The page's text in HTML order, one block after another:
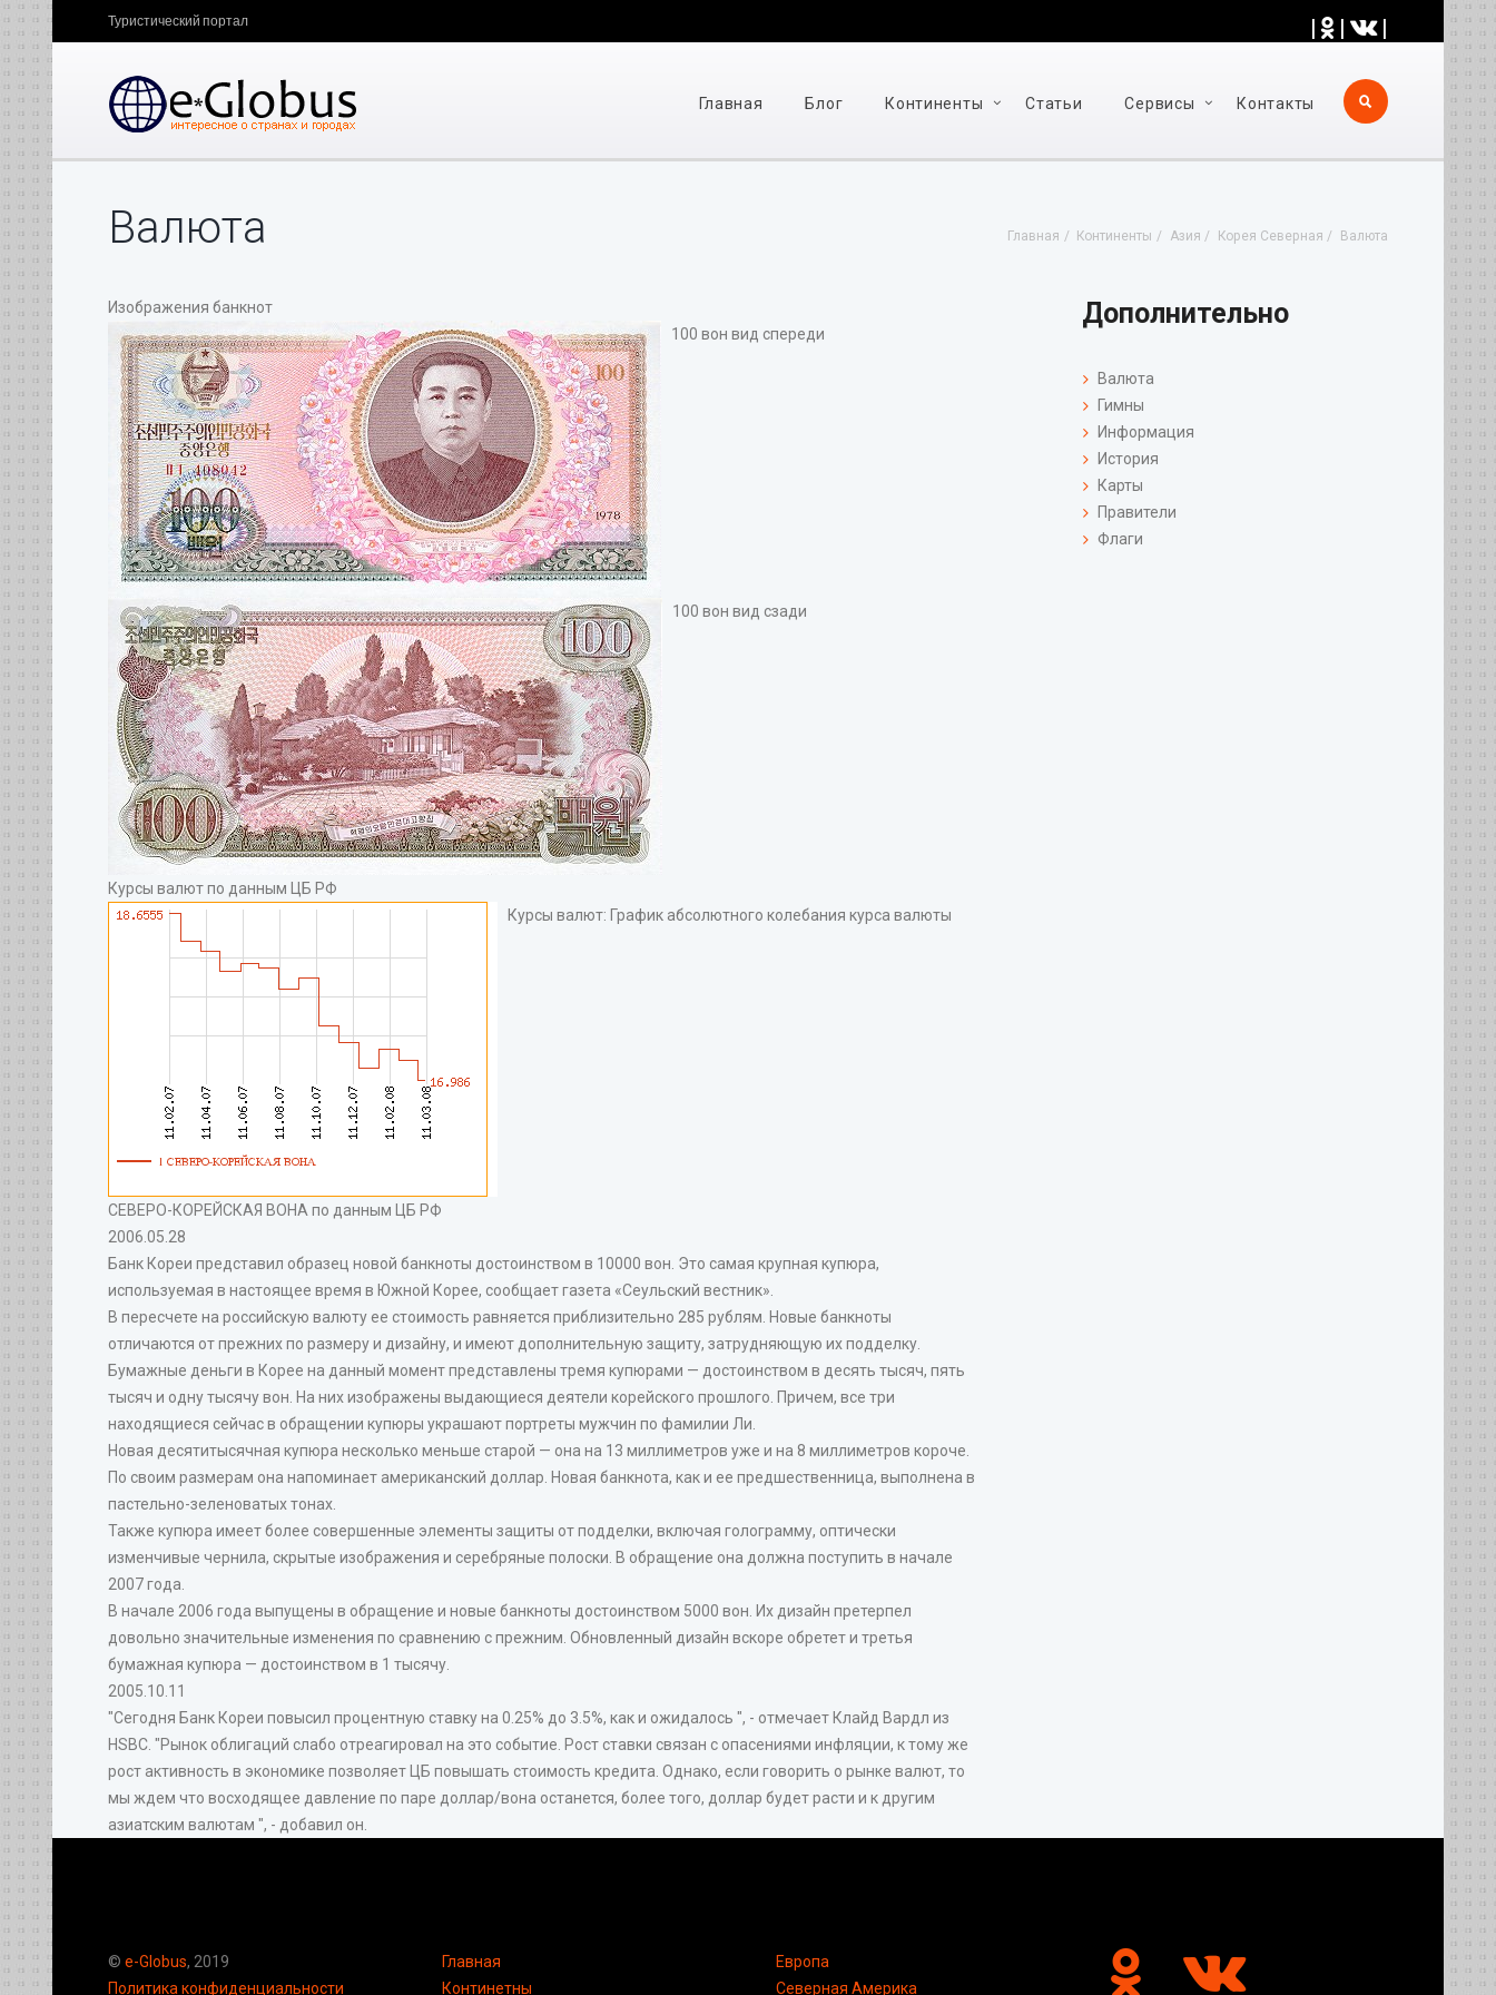
| | |
Туристический портал
Главная Блог Континенты Статьи Cервисы Контакты
Главная Континенты Азия Корея Северная Валюта
Валюта
Изображения банкнот
100 вон вид спереди
100 вон вид сзади
Курсы валют по данным ЦБ РФ
Курсы валют: График абсолютного колебания курса валюты
СЕВЕРО-КОРЕЙСКАЯ ВОНА по данным ЦБ РФ
2006.05.28
Банк Кореи представил образец новой банкноты достоинством в 10000 вон. Это самая крупная купюра,
используемая в настоящее время в Южной Корее, сообщает газета «Сеульский вестник».
В пересчете на российскую валюту ее стоимость равняется приблизительно 285 рублям. Новые банкноты
отличаются от прежних по размеру и дизайну, и имеют дополнительную защиту, затрудняющую их подделку.
Бумажные деньги в Корее на данный момент представлены тремя купюрами — достоинством в десять тысяч, пять
тысяч и одну тысячу вон. На них изображены выдающиеся деятели корейского прошлого. Причем, все три
находящиеся сейчас в обращении купюры украшают портреты мужчин по фамилии Ли.
Новая десятитысячная купюра несколько меньше старой — она на 13 миллиметров уже и на 8 миллиметров короче.
По своим размерам она напоминает американский доллар. Новая банкнота, как и ее предшественница, выполнена в
пастельно-зеленоватых тонах.
Также купюра имеет более совершенные элементы защиты от подделки, включая голограмму, оптически
изменчивые чернила, скрытые изображения и серебряные полоски. В обращение она должна поступить в начале
2007 года.
В начале 2006 года выпущены в обращение и новые банкноты достоинством 5000 вон. Их дизайн претерпел
довольно значительные изменения по сравнению с прежним. Обновленный дизайн вскоре обретет и третья
бумажная купюра — достоинством в 1 тысячу.
2005.10.11
"Сегодня Банк Кореи повысил процентную ставку на 0.25% до 3.5%, как и ожидалось ", - отмечает Клайд Вардл из
HSBC. "Рынок облигаций слабо отреагировал на это событие. Рост ставки связан с опасениями инфляции, к тому же
рост активность в экономике позволяет ЦБ повышать стоимость кредита. Однако, если говорить о рынке валют, то
мы ждем что восходящее давление по паре доллар/вона останется, более того, доллар будет расти и к другим
азиатским валютам ", - добавил он.
Дополнительно
Валюта
Гимны
Информация
История
Карты
Правители
Флаги
© e-Globus, 2019
Политика конфиденциальности
Главная
Континетны
Европа
Северная Америка